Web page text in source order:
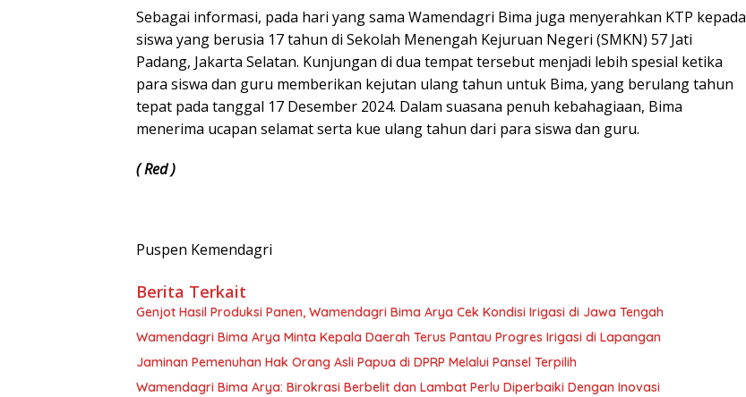
Sebagai informasi, pada hari yang sama Wamendagri Bima juga menyerahkan KTP kepada
siswa yang berusia 17 tahun di Sekolah Menengah Kejuruan Negeri (SMKN) 57 Jati
Padang, Jakarta Selatan. Kunjungan di dua tempat tersebut menjadi lebih spesial ketika
para siswa dan guru memberikan kejutan ulang tahun untuk Bima, yang berulang tahun
tepat pada tanggal 17 Desember 2024. Dalam suasana penuh kebahagiaan, Bima
menerima ucapan selamat serta kue ulang tahun dari para siswa dan guru.
( Red )
Puspen Kemendagri
Berita Terkait
Genjot Hasil Produksi Panen, Wamendagri Bima Arya Cek Kondisi Irigasi di Jawa Tengah
Wamendagri Bima Arya Minta Kepala Daerah Terus Pantau Progres Irigasi di Lapangan
Jaminan Pemenuhan Hak Orang Asli Papua di DPRP Melalui Pansel Terpilih
Wamendagri Bima Arya: Birokrasi Berbelit dan Lambat Perlu Diperbaiki Dengan Inovasi